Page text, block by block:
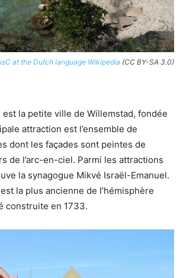
at the Dutch language Wikipedia (CC BY-SA 3.0)
est la petite ville de Willemstad, fondée
attraction est l’ensemble de
dont les façades sont peintes de
de l’arc-en-ciel. Parmi les attractions
la synagogue Mikvé Israël-Emanuel.
la plus ancienne de l’hémisphère
construite en 1733.